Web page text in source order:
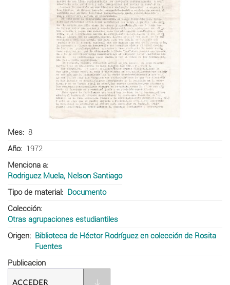
Mes
8
Año
1972
Menciona a
Rodriguez Muela, Nelson Santiago
Tipo de material
Documento
Colección
Otras agrupaciones estudiantiles
Origen
Biblioteca de Héctor Rodríguez en colección de Rosita
Fuentes
Publicacion